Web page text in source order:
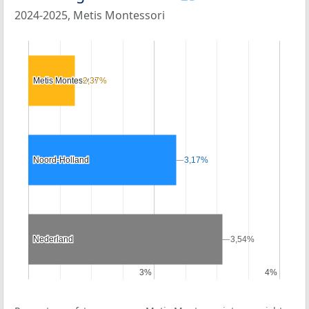
2024-2025, Metis Montessori
3%
3% 4%
4%
Metis Montessori
Metis Montessori
Noord-Holland
Noord-Holland
Nederland
Nederland
2,37%
2,37%
3,17%
3,17%
3,54%
3,54%